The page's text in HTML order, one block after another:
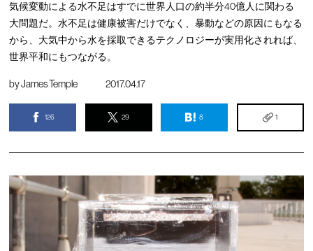
気候変動による水不足はすでに世界人口の約半分40億人に関わる
大問題だ。水不足は健康被害だけでなく、暴動などの原因にもなる
から、大気中から水を採取できるテクノロジーが実用化されれば、
世界平和にもつながる。
byJames Temple 2017.04.17
126 29 8 1